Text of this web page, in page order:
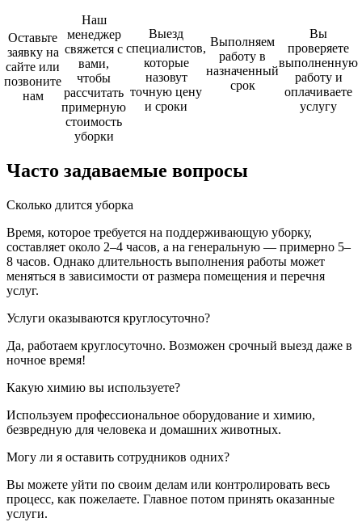
Оставьте
заявку на
сайте или
позвоните
нам
Наш
менеджер
свяжется с
вами,
чтобы
рассчитать
примерную
стоимость
уборки
Выезд
специалистов,
которые
назовут
точную цену
и сроки
Выполняем
работу в
назначенный
срок
Вы
проверяете
выполненную
работу и
оплачиваете
услугу
Часто задаваемые вопросы
Сколько длится уборка
Время, которое требуется на поддерживающую уборку,
составляет около 2–4 часов, а на генеральную — примерно 5–
8 часов. Однако длительность выполнения работы может
меняться в зависимости от размера помещения и перечня
услуг.
Услуги оказываются круглосуточно?
Да, работаем круглосуточно. Возможен срочный выезд даже в
ночное время!
Какую химию вы используете?
Используем профессиональное оборудование и химию,
безвредную для человека и домашних животных.
Могу ли я оставить сотрудников одних?
Вы можете уйти по своим делам или контролировать весь
процесс, как пожелаете. Главное потом принять оказанные
услуги.